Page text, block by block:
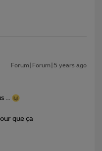
Forum|Forum|5 years ago
…
que ça